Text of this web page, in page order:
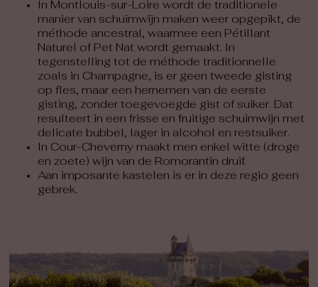
In Montlouis-sur-Loire wordt de traditionele
manier van schuimwijn maken weer opgepikt, de
méthode ancestral, waarmee een Pétillant
Naturel of Pet Nat wordt gemaakt. In
tegenstelling tot de méthode traditionnelle
zoals in Champagne, is er geen tweede gisting
op fles, maar een hernemen van de eerste
gisting, zonder toegevoegde gist of suiker. Dat
resulteert in een frisse en fruitige schuimwijn met
delicate bubbel, lager in alcohol en restsuiker.
In Cour-Cheverny maakt men enkel witte (droge
en zoete) wijn van de Romorantin druif.
Aan imposante kastelen is er in deze regio geen
gebrek.